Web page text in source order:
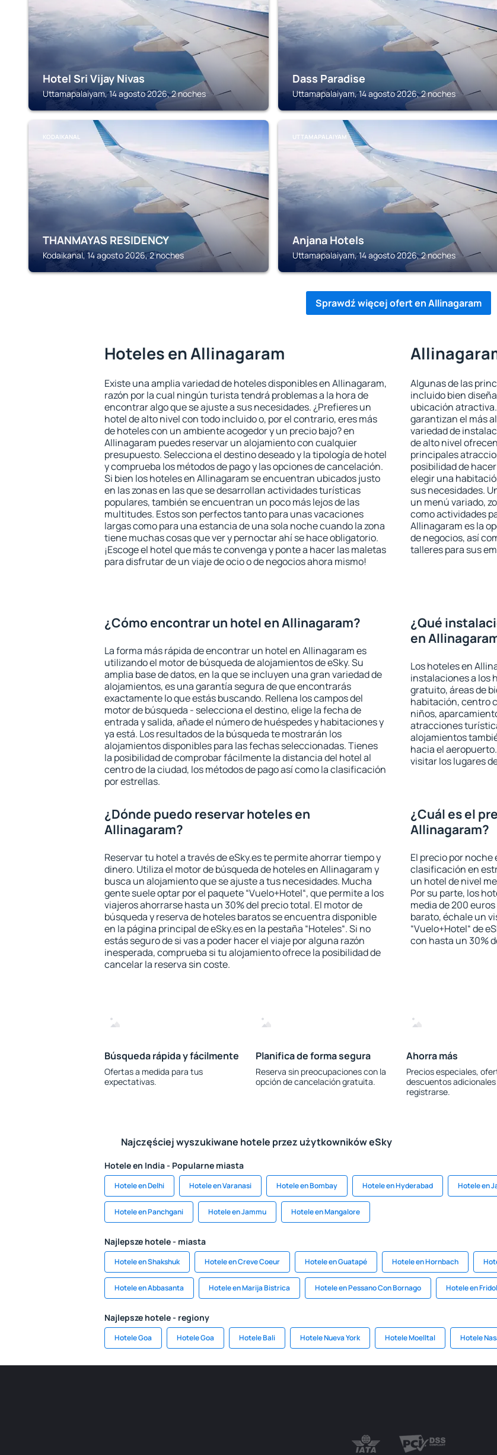
Hotel Sri Vijay Nivas
Uttamapalaiyam, 14 agosto 2026, 2 noches
Dass Paradise
Uttamapalaiyam, 14 agosto 2026, 2 noches
KODAIKANAL
THANMAYAS RESIDENCY
Kodaikanal, 14 agosto 2026, 2 noches
UTTAMAPALAIYAM
Anjana Hotels
Uttamapalaiyam, 14 agosto 2026, 2 noches
Sprawdź więcej ofert en Allinagaram
Hoteles en Allinagaram
Existe una amplia variedad de hoteles disponibles en Allinagaram,
razón por la cual ningún turista tendrá problemas a la hora de
encontrar algo que se ajuste a sus necesidades. ¿Prefieres un
hotel de alto nivel con todo incluido o, por el contrario, eres más
de hoteles con un ambiente acogedor y un precio bajo? en
Allinagaram puedes reservar un alojamiento con cualquier
presupuesto. Selecciona el destino deseado y la tipología de hotel
y comprueba los métodos de pago y las opciones de cancelación.
Si bien los hoteles en Allinagaram se encuentran ubicados justo
en las zonas en las que se desarrollan actividades turísticas
populares, también se encuentran un poco más lejos de las
multitudes. Estos son perfectos tanto para unas vacaciones
largas como para una estancia de una sola noche cuando la zona
tiene muchas cosas que ver y pernoctar ahí se hace obligatorio.
¡Escoge el hotel que más te convenga y ponte a hacer las maletas
para disfrutar de un viaje de ocio o de negocios ahora mismo!
Algunas de las
incluido bien
ubicación
garantizan el más
variedad de
de alto nivel
principales
posibilidad de
elegir una
sus necesidades.
un menú variado,
como actividades
Allinagaram es la
de negocios, así
talleres para sus
¿Cómo encontrar un hotel en Allinagaram?
La forma más rápida de encontrar un hotel en Allinagaram es
utilizando el motor de búsqueda de alojamientos de eSky. Su
amplia base de datos, en la que se incluyen una gran variedad de
alojamientos, es una garantía segura de que encontrarás
exactamente lo que estás buscando. Rellena los campos del
motor de búsqueda - selecciona el destino, elige la fecha de
entrada y salida, añade el número de huéspedes y habitaciones y
ya está. Los resultados de la búsqueda te mostrarán los
alojamientos disponibles para las fechas seleccionadas. Tienes
la posibilidad de comprobar fácilmente la distancia del hotel al
centro de la ciudad, los métodos de pago así como la clasificación
por estrellas.
¿Qué
en
Los hoteles en
instalaciones a los
gratuito, áreas de
habitación, centro
niños,
atracciones
alojamientos
hacia el
visitar los lugares
¿Dónde puedo reservar hoteles en
Allinagaram?
Reservar tu hotel a través de eSky.es te permite ahorrar tiempo y
dinero. Utiliza el motor de búsqueda de hoteles en Allinagaram y
busca un alojamiento que se ajuste a tus necesidades. Mucha
gente suele optar por el paquete “Vuelo+Hotel“, que permite a los
viajeros ahorrarse hasta un 30% del precio total. El motor de
búsqueda y reserva de hoteles baratos se encuentra disponible
en la página principal de eSky.es en la pestaña “Hoteles“. Si no
estás seguro de si vas a poder hacer el viaje por alguna razón
inesperada, comprueba si tu alojamiento ofrece la posibilidad de
cancelar la reserva sin coste.
¿Cuál es el
Allinagaram?
El precio por noche
clasificación en
un hotel de nivel
Por su parte, los
media de 200
barato, échale un
“Vuelo+Hotel“ de
con hasta un 30%
Búsqueda rápida y fácilmente
Ofertas a medida para tus
expectativas.
Planifica de forma segura
Reserva sin preocupaciones con la
opción de cancelación gratuita.
Ahorra más
Precios especiales,
descuentos
registrarse.
Najczęściej wyszukiwane hotele przez użytkowników eSky
Hotele en India - Popularne miasta
Hotele en Delhi Hotele en Varanasi Hotele en Bombay Hotele en Hyderabad Hotele en
Hotele en Panchgani Hotele en Jammu Hotele en Mangalore
Najlepsze hotele - miasta
Hotele en Shakshuk Hotele en Creve Coeur Hotele en Guatapé Hotele en Hornbach
Hotele en Abbasanta Hotele en Marija Bistrica Hotele en Pessano Con Bornago Hotele en
Najlepsze hotele - regiony
Hotele Goa Hotele Goa Hotele Bali Hotele Nueva York Hotele Moelltal Hotele